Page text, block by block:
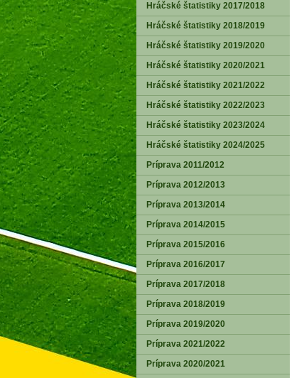
Hráčské štatistiky 2017/2018
Hráčské štatistiky 2018/2019
Hráčské štatistiky 2019/2020
Hráčské štatistiky 2020/2021
Hráčské štatistiky 2021/2022
Hráčské štatistiky 2022/2023
Hráčské štatistiky 2023/2024
Hráčské štatistiky 2024/2025
Príprava 2011/2012
Príprava 2012/2013
Príprava 2013/2014
Príprava 2014/2015
Príprava 2015/2016
Príprava 2016/2017
Príprava 2017/2018
Príprava 2018/2019
Príprava 2019/2020
Príprava 2021/2022
Príprava 2020/2021